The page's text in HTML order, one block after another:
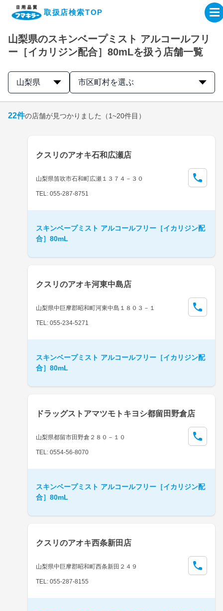
取扱店検索TOP
企業・IR情報サイト
製品情報サイト
取扱店検索はこちら
山梨県のスキンベープミスト アルコールフリ
ー［イカリジン配合］80mLを扱う店舗一覧
山梨県 市区町村を選ぶ
22件の店舗が見つかりました （1~20件目）
クスリのアオキ石和広瀬店
山梨県笛吹市石和町広瀬１３７４－３０
TEL: 055-287-8751
スキンベープミスト アルコールフリー［イカリジン配
合］80mL
クスリのアオキ河東中島店
山梨県中巨摩郡昭和町河東中島１８０３－１
TEL: 055-234-5271
スキンベープミスト アルコールフリー［イカリジン配
合］80mL
ドラッグストアマツモトキヨシ都留田野倉店
山梨県都留市田野倉２８０－１０
TEL: 0554-56-8070
スキンベープミスト アルコールフリー［イカリジン配
合］80mL
クスリのアオキ西条新田店
山梨県中巨摩郡昭和町西条新田２４９
TEL: 055-287-8155